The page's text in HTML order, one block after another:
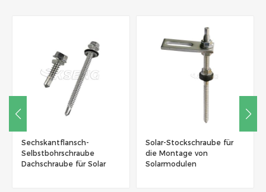
Sechskantflansch-
Selbstbohrschraube
Dachschraube für Solar
Solar-Stockschraube für
die Montage von
Solarmodulen